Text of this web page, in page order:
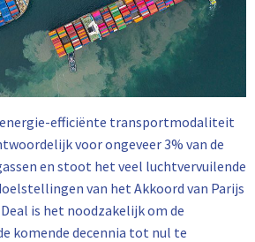
efficiënte transportmodaliteit
voor ongeveer 3% van de
en stoot het veel luchtvervuilende
van het Akkoord van Parijs
is het noodzakelijk om de
komende decennia tot nul te